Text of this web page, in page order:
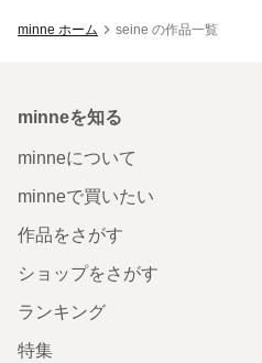
minne ホーム seine の作品一覧
minneを知る
minneについて
minneで買いたい
作品をさがす
ショップをさがす
ランキング
特集